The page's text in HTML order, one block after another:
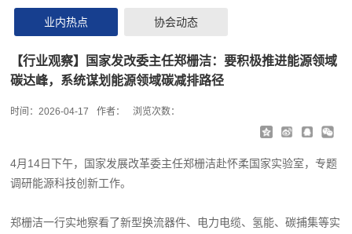
业内热点 协会动态
【行业观察】国家发改委主任郑栅洁：要积极推进能源领域
碳达峰，系统谋划能源领域碳减排路径
时间： 2026-04-17 作者： 浏览次数：
4月14日下午，国家发展改革委主任郑栅洁赴怀柔国家实验室，专题
调研能源科技创新工作。
郑栅洁一行实地察看了新型换流器件、电力电缆、氢能、碳捕集等实